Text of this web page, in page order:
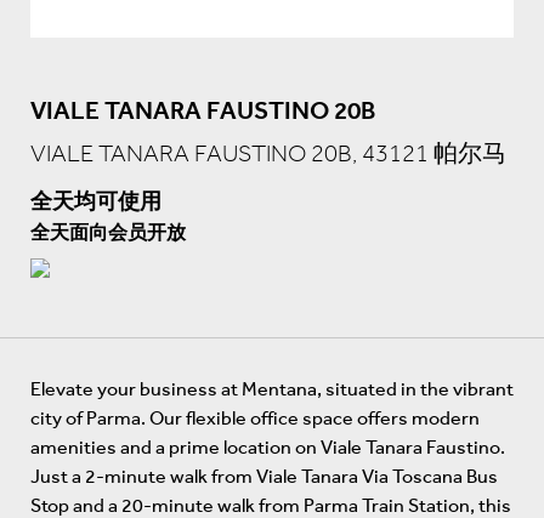
VIALE TANARA FAUSTINO 20B
VIALE TANARA FAUSTINO 20B, 43121 帕尔马
全天均可使用
全天面向会员开放
Elevate your business at Mentana, situated in the vibrant
city of Parma. Our flexible office space offers modern
amenities and a prime location on Viale Tanara Faustino.
Just a 2-minute walk from Viale Tanara Via Toscana Bus
Stop and a 20-minute walk from Parma Train Station, this